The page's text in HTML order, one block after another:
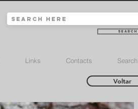
Search
Links Contacts
Voltar